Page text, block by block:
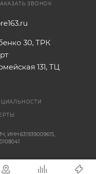
ЗВОНОК
30, ТРК
131, ТЦ
ИНН:631939009615,